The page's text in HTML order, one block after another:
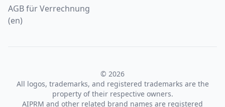
AGB für Verrechnung
(en)
© 2026
All logos, trademarks, and registered trademarks are the
property of their respective owners.
AIPRM and other related brand names are registered